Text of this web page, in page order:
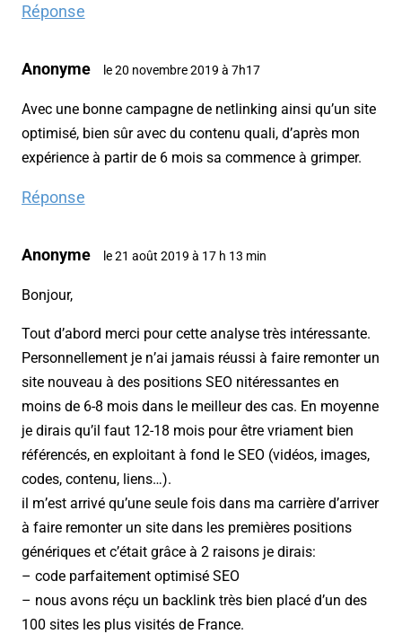
Réponse
Anonyme le 20 novembre 2019 à 7h17
Avec une bonne campagne de netlinking ainsi qu’un site
optimisé, bien sûr avec du contenu quali, d’après mon
expérience à partir de 6 mois sa commence à grimper.
Réponse
Anonyme le 21 août 2019 à 17 h 13 min
Bonjour,
Tout d’abord merci pour cette analyse très intéressante.
Personnellement je n’ai jamais réussi à faire remonter un
site nouveau à des positions SEO nitéressantes en
moins de 6-8 mois dans le meilleur des cas. En moyenne
je dirais qu’il faut 12-18 mois pour être vriament bien
référencés, en exploitant à fond le SEO (vidéos, images,
codes, contenu, liens…).
il m’est arrivé qu’une seule fois dans ma carrière d’arriver
à faire remonter un site dans les premières positions
génériques et c’était grâce à 2 raisons je dirais:
– code parfaitement optimisé SEO
– nous avons réçu un backlink très bien placé d’un des
100 sites les plus visités de France.